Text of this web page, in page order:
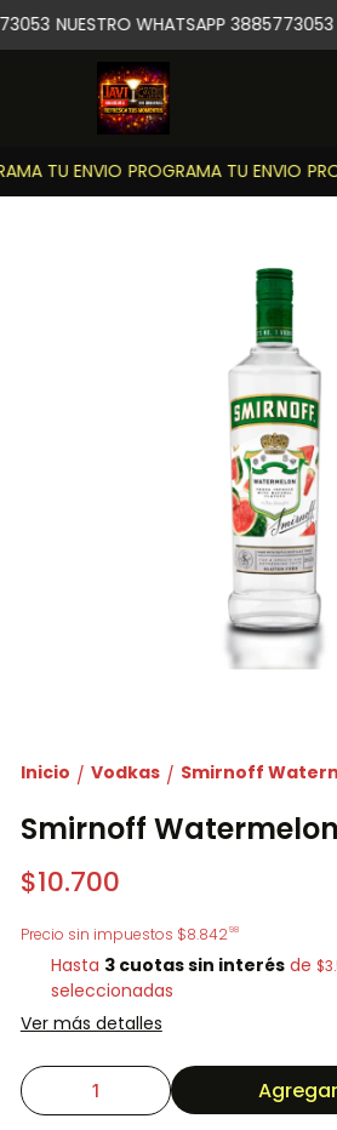
TU ENVIO PROGRAMA TU ENVIO
NUESTRO WHATSAPP 3885773053
Inicio / Vodkas / Smirnoff
Smirnoff
$10.700
Precio sin impuestos $8.84298
Hasta 3 cuotas sin interés de
seleccionadas
Ver más detalles